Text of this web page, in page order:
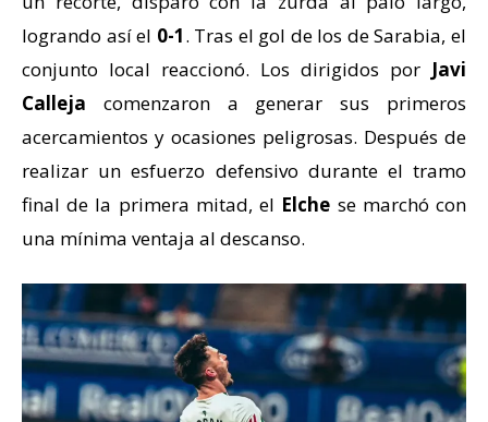
logrando así el 0-1. Tras el gol de los de Sarabia, el
conjunto local reaccionó. Los dirigidos por Javi
Calleja comenzaron a generar sus primeros
acercamientos y ocasiones peligrosas. Después de
realizar un esfuerzo defensivo durante el tramo
final de la primera mitad, el Elche se marchó con
una mínima ventaja al descanso.